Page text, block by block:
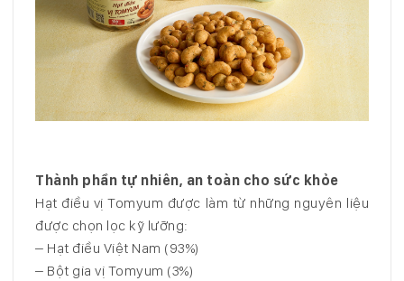
Thành phần tự nhiên, an toàn cho sức khỏe
Hạt điều vị Tomyum được làm từ những nguyên liệu
được chọn lọc kỹ lưỡng:
– Hạt điều Việt Nam (93%)
– Bột gia vị Tomyum (3%)